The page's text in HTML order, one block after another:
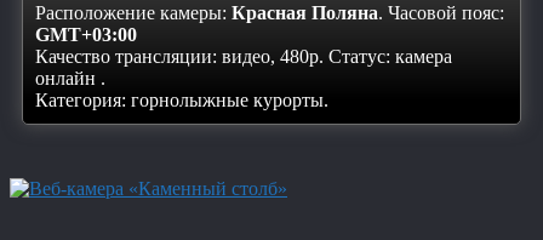
Расположение камеры: Красная Поляна. Часовой пояс:
GMT+03:00
Качество трансляции: видео, 480p. Статус: камера
онлайн .
Категория: горнолыжные курорты.